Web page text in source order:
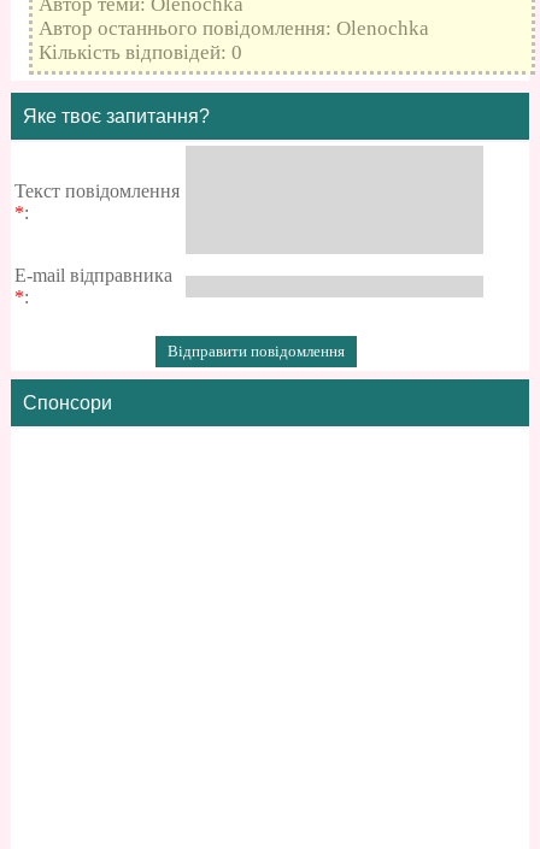
Автор останнього повідомлення: Olenochka
Кількість відповідей: 0
Яке твоє запитання?
Текст повідомлення
*:
E-mail відправника
*:
Спонсори